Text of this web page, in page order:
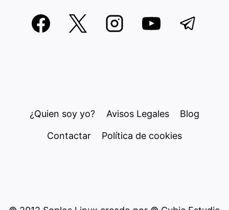
¿Quien soy yo? Avisos Legales Blog
Contactar Política de cookies